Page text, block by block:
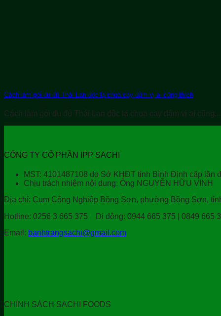
Cách làm gỏi đu đủ Thái Lan độc lạ chua cay đậm vị ai cũng thích
Cách làm gỏi đu đủ Thái Lan độc lạ chua cay đậm vị ai cũng...
CÔNG TY CỔ PHẦN IPP SACHI
MST: 4101487108 do Sở KHĐT tỉnh Bình Định cấp lần
Chịu trách nhiệm nội dung: Ông NGUYỄN HỮU VINH
Địa chỉ: Cụm Công Nghiệp Bồng Sơn, phường Bồng Sơn,
Hotline: 0256 3 665 375 Di động: 0944 665 375 | 0849 665
Email: banhtrangsachi@gmail.com
CHÍNH SÁCH SACHI FOODS